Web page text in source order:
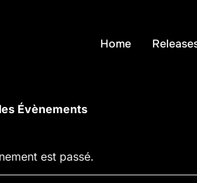
Home
Évènements
est passé.